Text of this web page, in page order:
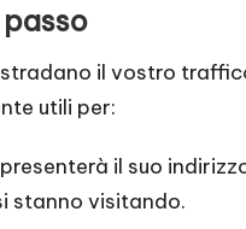
il vostro
utili per:
il suo
stanno visitando.